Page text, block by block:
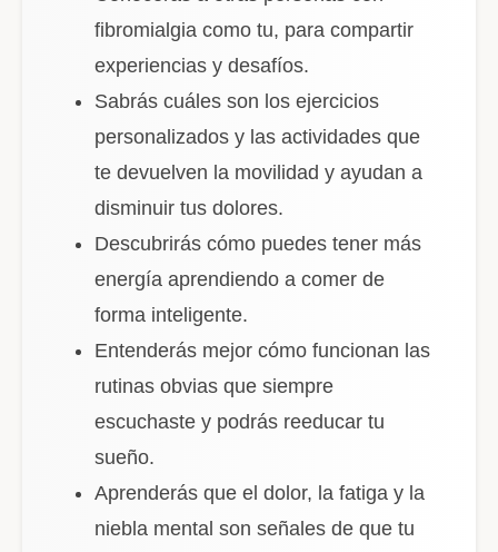
fibromialgia como tu, para compartir
experiencias y desafíos.
Sabrás cuáles son los ejercicios
personalizados y las actividades que
te devuelven la movilidad y ayudan a
disminuir tus dolores.
Descubrirás cómo puedes tener más
energía aprendiendo a comer de
forma inteligente.
Entenderás mejor cómo funcionan las
rutinas obvias que siempre
escuchaste y podrás reeducar tu
sueño.
Aprenderás que el dolor, la fatiga y la
niebla mental son señales de que tu